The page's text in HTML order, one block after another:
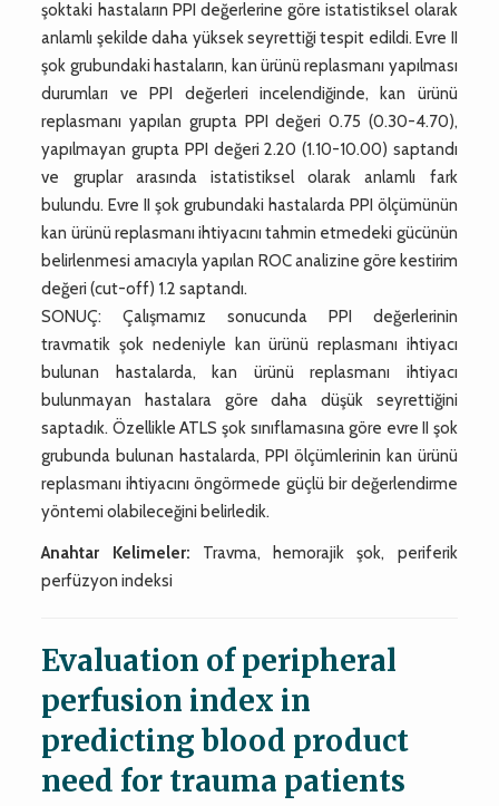
şoktaki hastaların PPI değerlerine göre istatistiksel olarak
anlamlı şekilde daha yüksek seyrettiği tespit edildi. Evre II
şok grubundaki hastaların, kan ürünü replasmanı yapılması
durumları ve PPI değerleri incelendiğinde, kan ürünü
replasmanı yapılan grupta PPI değeri 0.75 (0.30-4.70),
yapılmayan grupta PPI değeri 2.20 (1.10-10.00) saptandı
ve gruplar arasında istatistiksel olarak anlamlı fark
bulundu. Evre II şok grubundaki hastalarda PPI ölçümünün
kan ürünü replasmanı ihtiyacını tahmin etmedeki gücünün
belirlenmesi amacıyla yapılan ROC analizine göre kestirim
değeri (cut-off) 1.2 saptandı.
SONUÇ: Çalışmamız sonucunda PPI değerlerinin
travmatik şok nedeniyle kan ürünü replasmanı ihtiyacı
bulunan hastalarda, kan ürünü replasmanı ihtiyacı
bulunmayan hastalara göre daha düşük seyrettiğini
saptadık. Özellikle ATLS şok sınıflamasına göre evre II şok
grubunda bulunan hastalarda, PPI ölçümlerinin kan ürünü
replasmanı ihtiyacını öngörmede güçlü bir değerlendirme
yöntemi olabileceğini belirledik.
Anahtar Kelimeler: Travma, hemorajik şok, periferik
perfüzyon indeksi
Evaluation of peripheral
perfusion index in
predicting blood product
need for trauma patients